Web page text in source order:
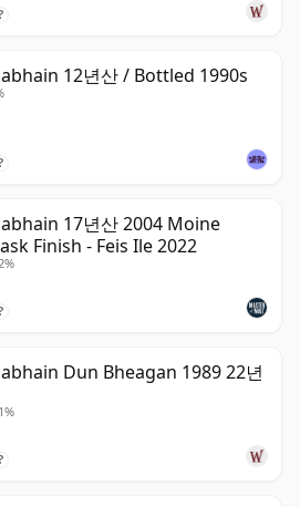
12년산 / Bottled 1990s
17년산 2004 Moine
Finish - Feis Ile 2022
Dun Bheagan 1989 22년